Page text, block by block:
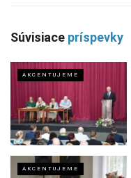
Súvisiace príspevky
AKCENTUJEME
AKCENTUJEME